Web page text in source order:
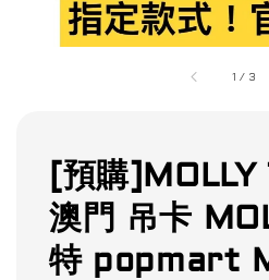
1 / 3
[預購
澳門 吊卡
特 popmart